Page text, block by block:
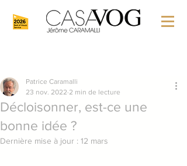
Décloisonner, est-ce une
bonne idée ?
Patrice Caramalli
23 nov. 2022 2 min de lecture
Dernière mise à jour : 12 mars